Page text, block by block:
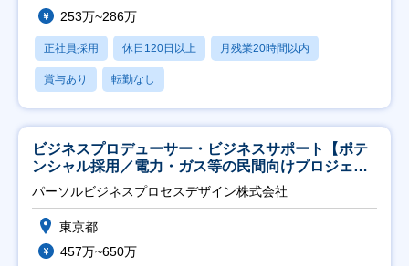
253万~286万
正社員採用 休日120日以上 月残業20時間以内
賞与あり 転勤なし
ビジネスプロデューサー・ビジネスサポート【ポテ
ンシャル採用／電力・ガス等の民間向けプロジェク
ト推進】
パーソルビジネスプロセスデザイン株式会社
東京都
457万~650万